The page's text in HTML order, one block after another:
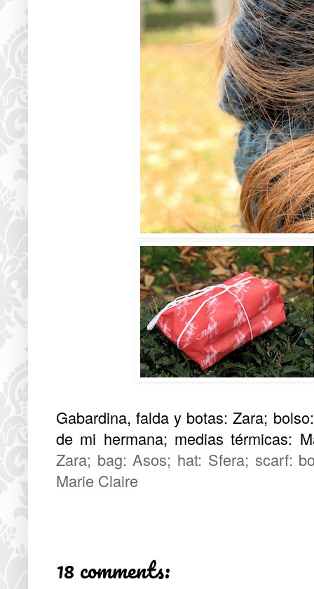
Gabardina, falda y botas: Zara;
de mi hermana; medias térmicas:
Zara; bag: Asos; hat: Sfera; scarf:
Marie Claire
18 comments: